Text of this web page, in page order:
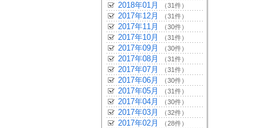
2018年01月 （31件）
2017年12月 （31件）
2017年11月 （30件）
2017年10月 （31件）
2017年09月 （30件）
2017年08月 （31件）
2017年07月 （31件）
2017年06月 （30件）
2017年05月 （31件）
2017年04月 （30件）
2017年03月 （32件）
2017年02月 （28件）